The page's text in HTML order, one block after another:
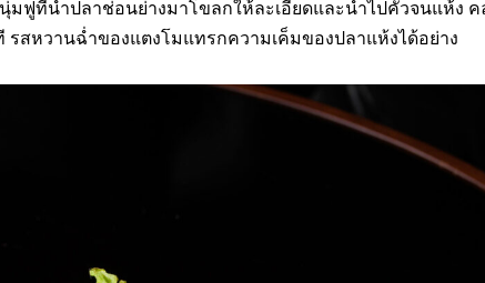
มฟูที่นำปลาช่อนย่างมาโขลกให้ละเอียดและนำไปคั่วจนแห้ง
สหวานฉ่ำของแตงโมแทรกความเค็มของปลาแห้งได้อย่าง